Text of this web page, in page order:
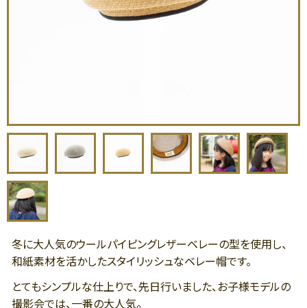
冬に大人気のウールパイピングレザーベレーの型を使用し、
和紙素材を活かしたスタイリッシュなベレー帽です。
とてもシンプルな仕上りで、先日行いました、お子様モデルの
撮影会では、一番の大人気。